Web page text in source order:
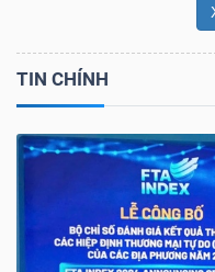
TIN CHÍNH